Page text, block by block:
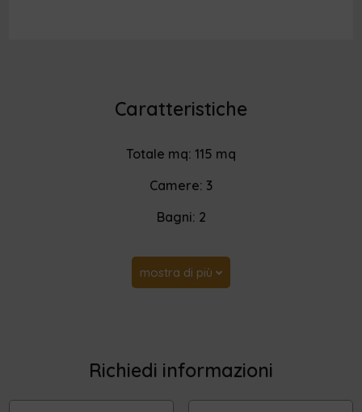
Caratteristiche
Totale mq: 115 mq
Camere: 3
Bagni: 2
mostra di più
Richiedi informazioni